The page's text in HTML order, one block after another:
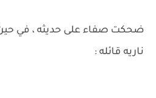
ضحكت صفاء على حديثه ، في حين
ناريه قائله :